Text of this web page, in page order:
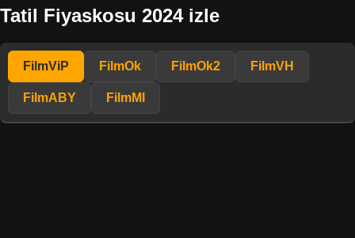
Tatil Fiyaskosu 2024 izle
FilmViP FilmOk FilmOk2 FilmVH
FilmABY FilmMl